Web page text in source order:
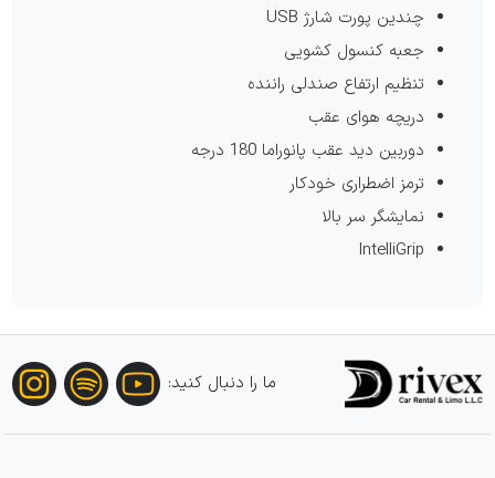
چندین پورت شارژ USB
جعبه کنسول کشویی
تنظیم ارتفاع صندلی راننده
دریچه هوای عقب
دوربین دید عقب پانوراما 180 درجه
ترمز اضطراری خودکار
نمایشگر سر بالا
IntelliGrip
ما را دنبال کنید: